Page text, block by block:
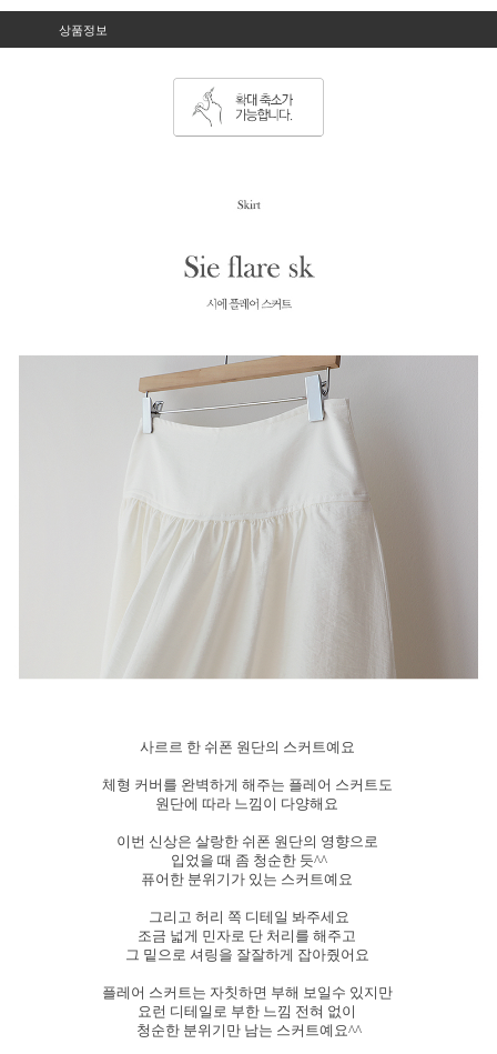
상품정보
사르르 한 쉬폰 원단의 스커트예요
체형 커버를 완벽하게 해주는 플레어 스커트도
원단에 따라 느낌이 다양해요
이번 신상은 살랑한 쉬폰 원단의 영향으로
입었을 때 좀 청순한 듯^^
퓨어한 분위기가 있는 스커트예요
그리고 허리 쪽 디테일 봐주세요
조금 넓게 민자로 단 처리를 해주고
그 밑으로 셔링을 잘잘하게 잡아줬어요
플레어 스커트는 자칫하면 부해 보일수 있지만
요런 디테일로 부한 느낌 전혀 없이
청순한 분위기만 남는 스커트예요^^